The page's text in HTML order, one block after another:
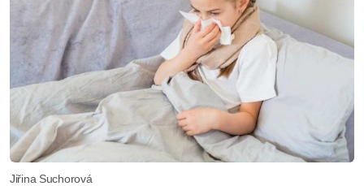
Jiřina Suchorová